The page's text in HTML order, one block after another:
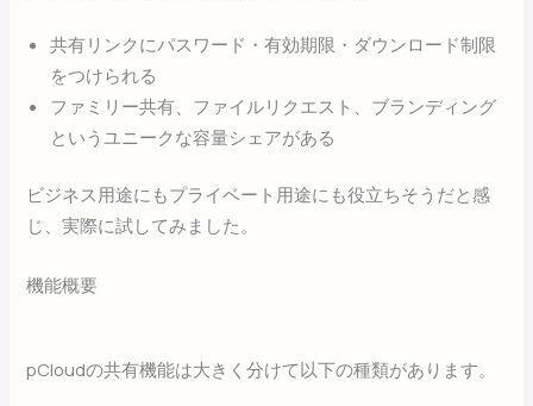
共有リンクにパスワード・有効期限・ダウンロード制限
をつけられる
ファミリー共有、ファイルリクエスト、ブランディング
というユニークな容量シェアがある
ビジネス用途にもプライベート用途にも役立ちそうだと感
じ、実際に試してみました。
機能概要
pCloudの共有機能は大きく分けて以下の種類があります。